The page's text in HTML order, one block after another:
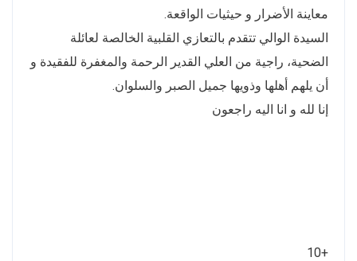
معاينة الأضرار و حيثيات الواقعة.
السيدة الوالي تتقدم بالتعازي القلبية الخالصة لعائلة
الضحية، راجية من العلي القدير الرحمة والمغفرة للفقيدة و
أن يلهم أهلها وذويها جميل الصبر والسلوان.
إنا لله و انا اليه راجعون
+10